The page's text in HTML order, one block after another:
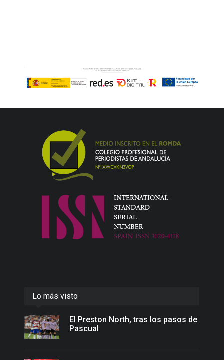
Lo más visto
El Preston North, tras los pasos de
Pascual